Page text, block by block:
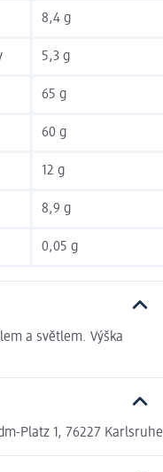
8,4 g
5,3 g
65 g
60 g
12 g
8,9 g
0,05 g
a světlem. Výška
Platz 1, 76227 Karlsruhe